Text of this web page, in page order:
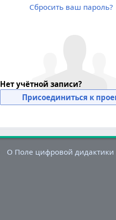
Сбросить ваш пароль?
Нет учётной записи?
Присоединиться к
О Поле цифровой дидактики